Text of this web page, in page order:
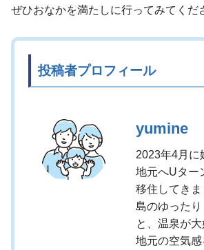
ぜひおなかを満たしに行ってみてくだ
投稿者プロフィール
yumine
2023年4月に
地元へUター
移住してき
島のゆったり
と、温泉が大
地元の空気